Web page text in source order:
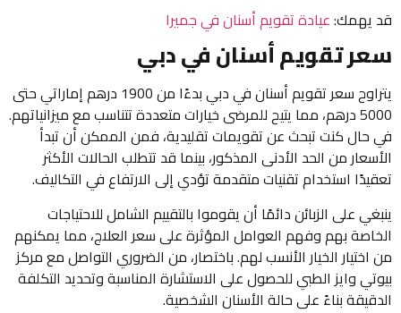
قد يهمك:عيادة تقويم أسنان في جميرا
سعر تقويم أسنان في دبي
يتراوح سعر تقويم أسنان في دبي بدءًا من 1900 درهم إماراتي حتى
5000 درهم، مما يتيح للمرضى خيارات متعددة تتناسب مع ميزانياتهم.
في حال كنت تبحث عن تقويمات تقليدية، فمن الممكن أن تبدأ
الأسعار من الحد الأدنى المذكور، بينما قد تتطلب الحالات الأكثر
تعقيدًا استخدام تقنيات متقدمة تؤدي إلى الارتفاع في التكاليف.
ينبغي على الزبائن دائمًا أن يقوموا بالتقييم الشامل للاحتياجات
الخاصة بهم وفهم العوامل المؤثرة على سعر العلاج، مما يمكنهم
من اختيار الخيار الأنسب لهم. باختصار، من الضروري التواصل مع مركز
بيوتي وايز الطبي للحصول على الاستشارة المناسبة وتحديد التكلفة
الدقيقة بناءً على حالة الأسنان الشخصية.